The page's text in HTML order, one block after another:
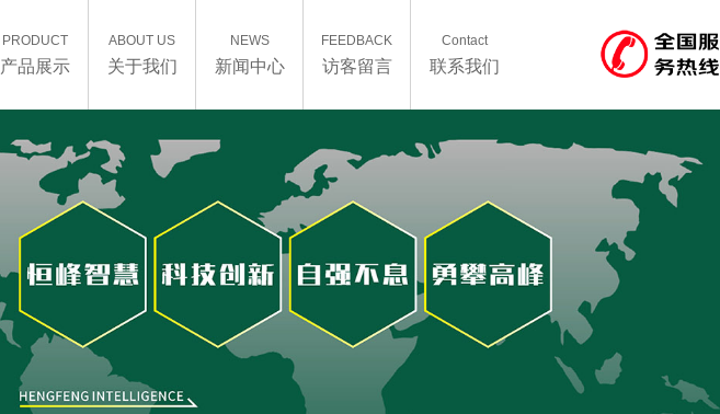
PRODUCT
产品展示
ABOUT US
关于我们
NEWS
新闻中心
FEEDBACK
访客留言
Contact
联系我们